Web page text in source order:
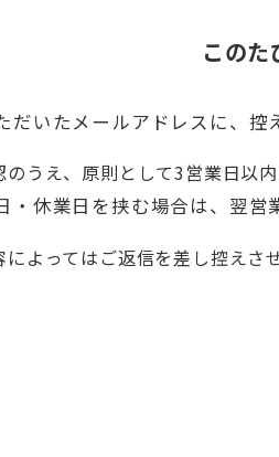
このた
だいたメールアドレスに、控
のうえ、原則として3営業日以
休業日を挟む場合は、翌営
によってはご返信を差し控えさ